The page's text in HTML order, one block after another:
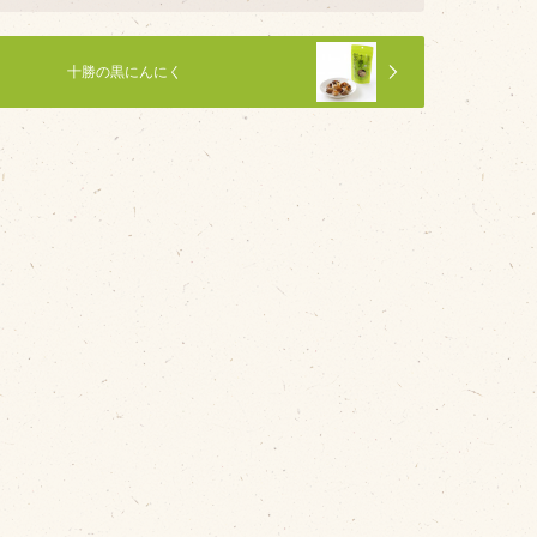
十勝の黒にんにく